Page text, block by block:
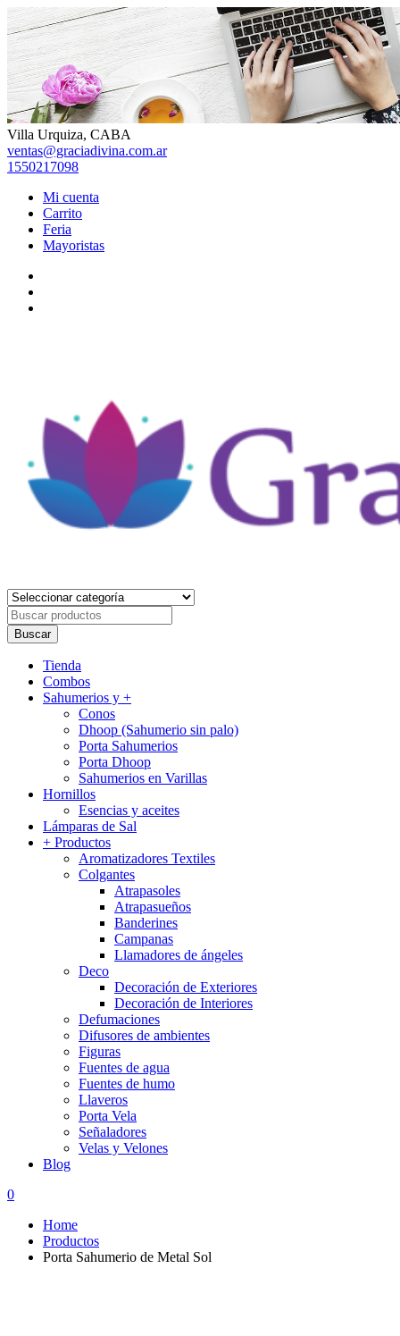
Skip
to
content
Villa Urquiza, CABA
ventas@graciadivina.com.ar
1550217098
Mi cuenta
Carrito
Feria
Mayoristas
Gracia Divina
Tienda Holística
Buscar
porBuscar
Primary
Menu
Tienda
Combos
Sahumerios y +
Conos
Dhoop (Sahumerio sin palo)
Porta Sahumerios
Porta Dhoop
Sahumerios en Varillas
Hornillos
Esencias y aceites
Lámparas de Sal
+ Productos
Aromatizadores Textiles
Colgantes
Atrapasoles
Atrapasueños
Banderines
Campanas
Llamadores de ángeles
Deco
Decoración de Exteriores
Decoración de Interiores
Defumaciones
Difusores de ambientes
Figuras
Fuentes de agua
Fuentes de humo
Llaveros
Porta Vela
Señaladores
Velas y Velones
Blog
0
Home
Productos
Porta Sahumerio de Metal Sol